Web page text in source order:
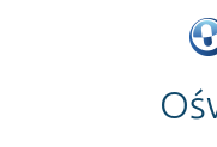
Wynik szukania dla